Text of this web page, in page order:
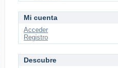
Mi cuenta
Acceder
Registro
Descubre